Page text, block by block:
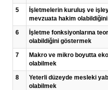
5
İşletmelerin kuruluş ve
mevzuata hakim
6
İşletme fonksiyonlarına
olabildiğini göstermek
7
Makro ve mikro boyutta
olabilmek
8
Yeterli düzeyde mesleki
olabilmek